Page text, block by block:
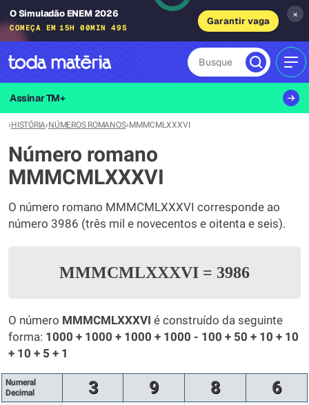
O Simuladão ENEM 2026
COMEÇA EM 15H 00MIN 49S
Garantir vaga
×
Busque
Assinar TM+
›HISTÓRIA›NÚMEROS ROMANOS›MMMCMLXXXVI
Número romano
MMMCMLXXXVI
O número romano MMMCMLXXXVI corresponde ao
número 3986 (três mil e novecentos e oitenta e seis).
MMMCMLXXXVI = 3986
O número MMMCMLXXXVI é construído da seguinte
forma: 1000 + 1000 + 1000 + 1000 - 100 + 50 + 10 + 10
+ 10 + 5 + 1
Numeral
Decimal
3 9 8 6